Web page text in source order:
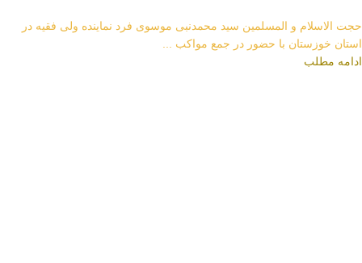
حجت الاسلام و المسلمین سید محمدنبی موسوی فرد نماینده ولی فقیه در
استان خوزستان با حضور در جمع مواکب ...
ادامه مطلب